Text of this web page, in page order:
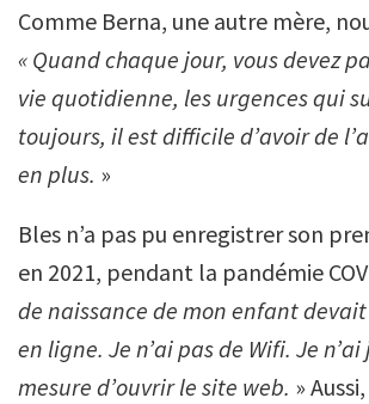
Comme Berna, une autre mère,
« Quand chaque jour, vous devez
vie quotidienne, les urgences qui
toujours, il est difficile d’avoir de
en plus. »
Bles n’a pas pu enregistrer son
en 2021, pendant la pandémie
de naissance de mon enfant
en ligne. Je n’ai pas de Wifi. Je
mesure d’ouvrir le site web. »